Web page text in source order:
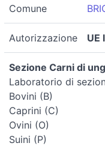
Comune
Autorizzazione UE
Sezione Carni di
Laboratorio di
Bovini (B)
Caprini (C)
Ovini (O)
Suini (P)